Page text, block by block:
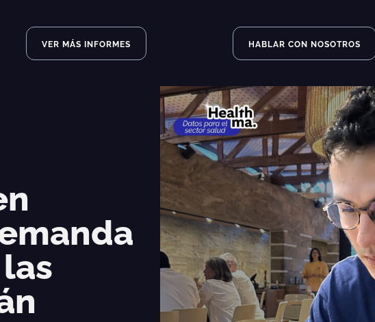
VER MÁS INFORMES HABLAR CON NOSOTROS